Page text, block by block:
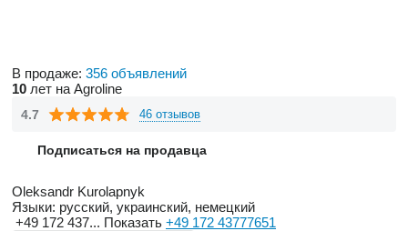
В продаже: 356 объявлений
10 лет на Agroline
4.7 46 отзывов
Подписаться на продавца
Oleksandr Kurolapnyk
Языки: русский, украинский, немецкий
+49 172 437... Показать +49 172 43777651